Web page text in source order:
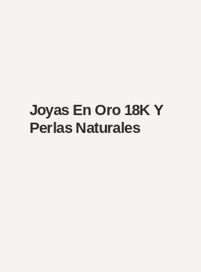
Joyas En Oro 18K Y
Perlas Naturales